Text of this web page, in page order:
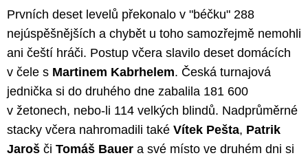
Prvních deset levelů překonalo v "béčku" 288
nejúspěšnějších a chybět u toho samozřejmě nemohli
ani čeští hráči. Postup včera slavilo deset domácích
v čele s Martinem Kabrhelem. Česká turnajová
jednička si do druhého dne zabalila 181 600
v žetonech, nebo-li 114 velkých blindů. Nadprůměrné
stacky včera nahromadili také Vítek Pešta, Patrik
Jaroš či Tomáš Bauer a své místo ve druhém dni si